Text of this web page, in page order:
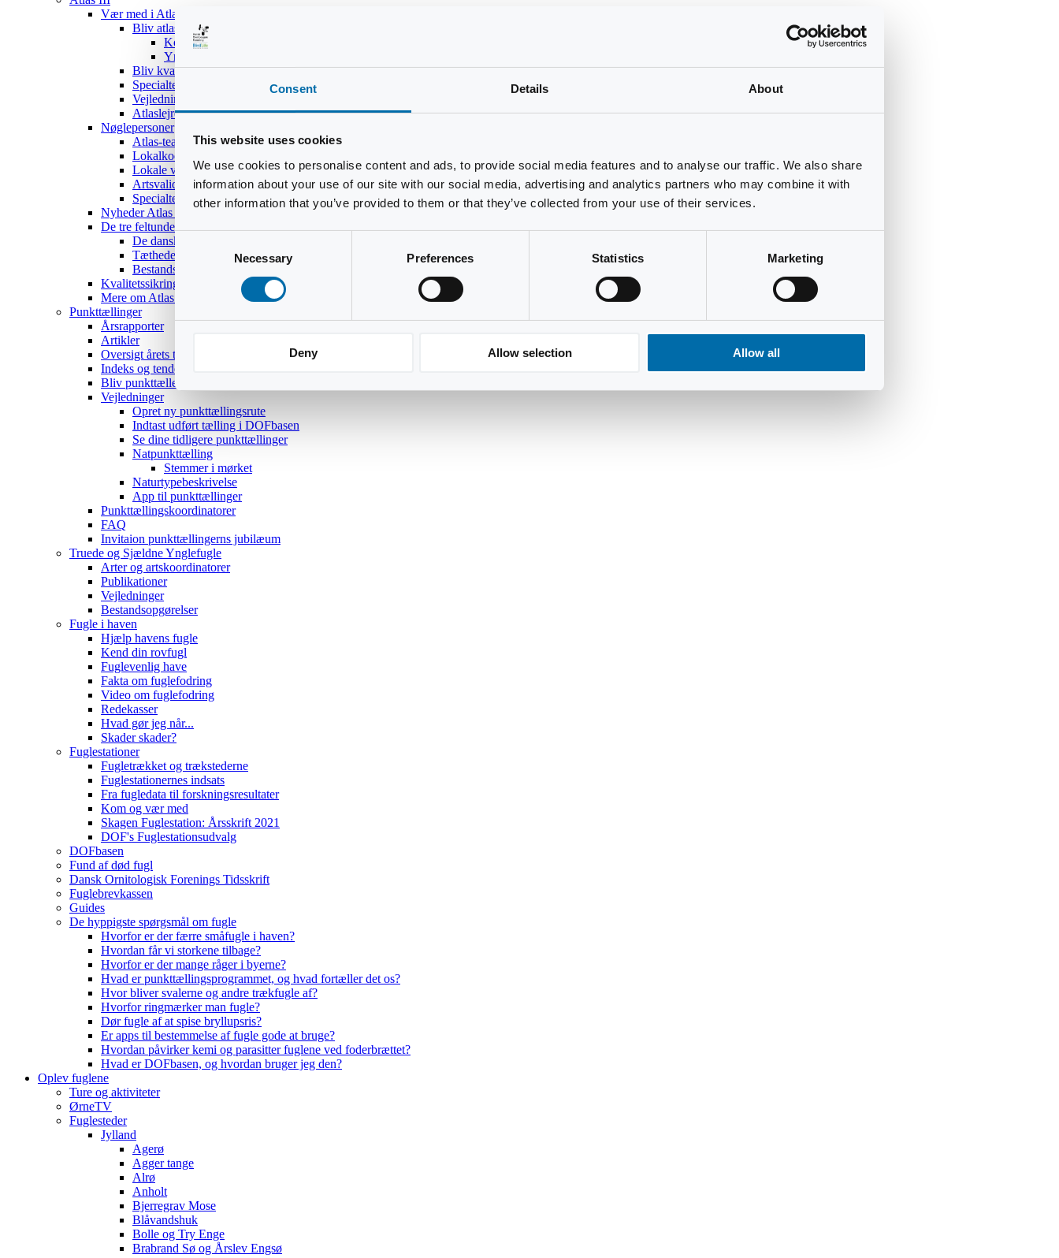
Consent Details About
This website uses cookies
We use cookies to personalise content and ads, to provide social media features and to analyse our traffic. We also share
information about your use of our site with our social media, advertising and analytics partners who may combine it with
other information that you’ve provided to them or that they’ve collected from your use of their services.
Consent
Selection
Necessary Preferences Statistics Marketing
Deny Allow selection Allow all
Vær med i Atlas III
Bliv atlasdeltager
Kom hurtigt i gang
Yngleadfærdstyper
Bliv kvadratansvarlig
Specialteams
Vejledninger
Atlaslejre 2017
Nøglepersoner
Atlas-teamet
Lokalkoordinatorer
Lokale validatorer
Artsvalidatorer
Specialteams
Nyheder Atlas III
De tre feltundersøgelser
De danske ynglefugles udbredelse
Tætheder og bestandsestimater
Bestandsoptællinger af 18 udvalgte arter
Kvalitetssikring
Mere om Atlas III
Punkttællinger
Årsrapporter
Artikler
Oversigt årets temaer
Indeks og tendenser
Bliv punkttæller
Vejledninger
Opret ny punkttællingsrute
Indtast udført tælling i DOFbasen
Se dine tidligere punkttællinger
Natpunkttælling
Stemmer i mørket
Naturtypebeskrivelse
App til punkttællinger
Punkttællingskoordinatorer
FAQ
Invitaion punkttællingerns jubilæum
Truede og Sjældne Ynglefugle
Arter og artskoordinatorer
Publikationer
Vejledninger
Bestandsopgørelser
Fugle i haven
Hjælp havens fugle
Kend din rovfugl
Fuglevenlig have
Fakta om fuglefodring
Video om fuglefodring
Redekasser
Hvad gør jeg når...
Skader skader?
Fuglestationer
Fugletrækket og trækstederne
Fuglestationernes indsats
Fra fugledata til forskningsresultater
Kom og vær med
Skagen Fuglestation: Årsskrift 2021
DOF's Fuglestationsudvalg
DOFbasen
Fund af død fugl
Dansk Ornitologisk Forenings Tidsskrift
Fuglebrevkassen
Guides
De hyppigste spørgsmål om fugle
Hvorfor er der færre småfugle i haven?
Hvordan får vi storkene tilbage?
Hvorfor er der mange råger i byerne?
Hvad er punkttællingsprogrammet, og hvad fortæller det os?
Hvor bliver svalerne og andre trækfugle af?
Hvorfor ringmærker man fugle?
Dør fugle af at spise bryllupsris?
Er apps til bestemmelse af fugle gode at bruge?
Hvordan påvirker kemi og parasitter fuglene ved foderbrættet?
Hvad er DOFbasen, og hvordan bruger jeg den?
Oplev fuglene
Ture og aktiviteter
ØrneTV
Fuglesteder
Jylland
Agerø
Agger tange
Alrø
Anholt
Bjerregrav Mose
Blåvandshuk
Bolle og Try Enge
Brabrand Sø og Årslev Engsø